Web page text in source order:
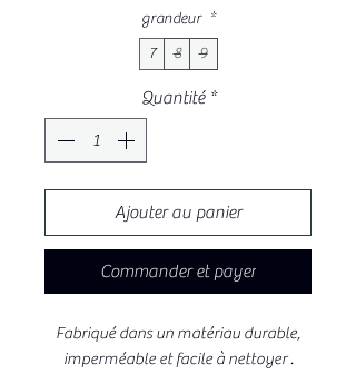
grandeur *
7
8 9
Quantité *
Ajouter au panier
Commander et payer
Fabriqué dans un matériau durable,
imperméable et facile à nettoyer .